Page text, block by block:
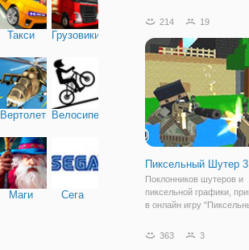
Такси Грузовики
ВертолетыВелосипед
Маги Сега
сайте. Используйте
прицелиться и стрелять.
214 19
Пиксельный Шутер 3
Поклонников шутеров и
пиксельной графики,
в онлайн игру
первого лица, но
363 3